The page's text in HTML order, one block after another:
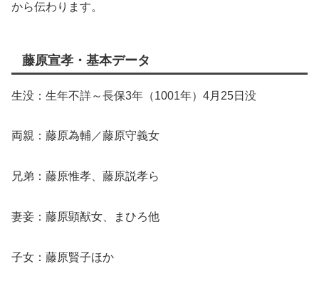
から伝わります。
藤原宣孝・基本データ
生没：生年不詳～長保3年（1001年）4月25日没
両親：藤原為輔／藤原守義女
兄弟：藤原惟孝、藤原説孝ら
妻妾：藤原顕猷女、まひろ他
子女：藤原賢子ほか